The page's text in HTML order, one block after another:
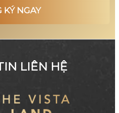
LIÊN HỆ